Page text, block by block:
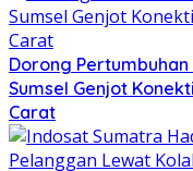
Dorong
Sumsel Genjot
Carat